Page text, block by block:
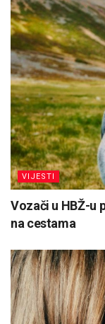
VIJESTI
Vozači u HBŽ-u
na cestama